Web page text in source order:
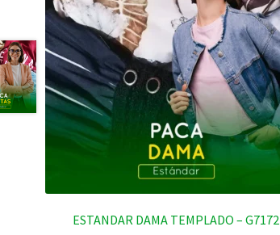
ESTANDAR DAMA TEMPLADO – G7172